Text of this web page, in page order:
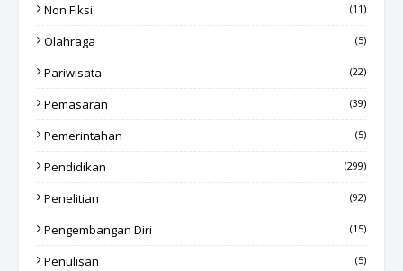
Non Fiksi (11)
Olahraga (5)
Pariwisata (22)
Pemasaran (39)
Pemerintahan (5)
Pendidikan (299)
Penelitian (92)
Pengembangan Diri (15)
Penulisan (5)